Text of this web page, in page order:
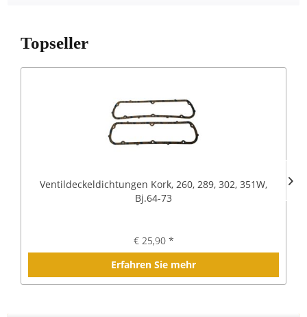
Topseller
Ventildeckeldichtungen Kork, 260, 289, 302, 351W,
Bj.64-73
€ 25,90 *
Erfahren Sie mehr